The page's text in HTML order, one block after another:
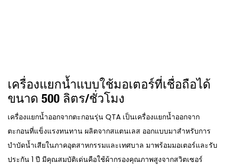
เครื่องแยกน้ำแบบใช้มอเตอร์ที่เชื่อถือได้
ขนาด 500 ลิตร/ชั่วโมง
เครื่องแยกน้ำออกจากตะกอนรุ่น QTA เป็นเครื่องแยกน้ำออกจาก
ตะกอนที่แข็งแรงทนทาน ผลิตจากสแตนเลส ออกแบบมาสำหรับการ
บำบัดน้ำเสียในภาคอุตสาหกรรมและเทศบาล มาพร้อมมอเตอร์และรับ
ประกัน 1 ปี มีคุณสมบัติเด่นคือใช้ผ้ากรองคุณภาพสูงจากสวิตเซอร์